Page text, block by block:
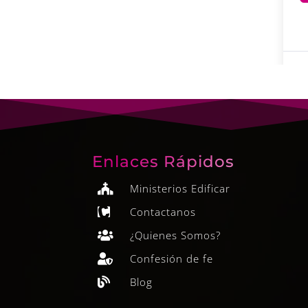
Enlaces Rápidos
 Ministerios Edificar
 Contactanos
 ¿Quienes Somos?
 Confesión de fe
 Blog